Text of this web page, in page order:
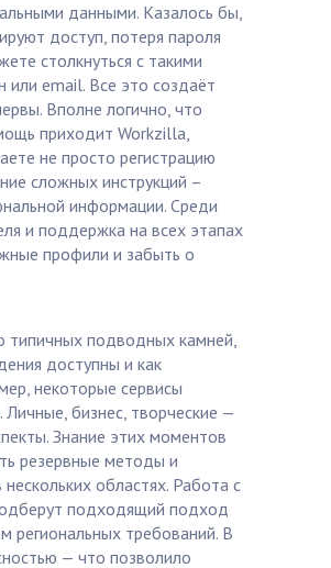
данными. Казалось бы,
доступ, потеря пароля
столкнуться с такими
или email. Все это создаёт
Вполне логично, что
приходит Workzilla,
не просто регистрацию
сложных инструкций –
информации. Среди
и поддержка на всех этапах
профили и забыть о
типичных подводных камней,
доступны и как
некоторые сервисы
бизнес, творческие —
Знание этих моментов
резервные методы и
областях. Работа с
подходящий подход
региональных требований. В
— что позволило